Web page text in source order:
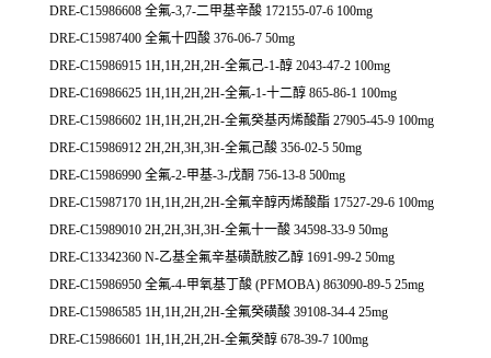
DRE-C15986608 全氟-3,7-二甲基辛酸 172155-07-6 100mg
DRE-C15987400 全氟十四酸 376-06-7 50mg
DRE-C15986915 1H,1H,2H,2H-全氟己-1-醇 2043-47-2 100mg
DRE-C16986625 1H,1H,2H,2H-全氟-1-十二醇 865-86-1 100mg
DRE-C15986602 1H,1H,2H,2H-全氟癸基丙烯酸酯 27905-45-9 100mg
DRE-C15986912 2H,2H,3H,3H-全氟己酸 356-02-5 50mg
DRE-C15986990 全氟-2-甲基-3-戊酮 756-13-8 500mg
DRE-C15987170 1H,1H,2H,2H-全氟辛醇丙烯酸酯 17527-29-6 100mg
DRE-C15989010 2H,2H,3H,3H-全氟十一酸 34598-33-9 50mg
DRE-C13342360 N-乙基全氟辛基磺酰胺乙醇 1691-99-2 50mg
DRE-C15986950 全氟-4-甲氧基丁酸 (PFMOBA) 863090-89-5 25mg
DRE-C15986585 1H,1H,2H,2H-全氟癸磺酸 39108-34-4 25mg
DRE-C15986601 1H,1H,2H,2H-全氟癸醇 678-39-7 100mg